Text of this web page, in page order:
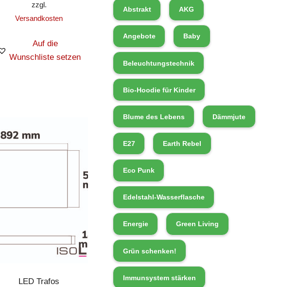
zzgl.
Versandkosten
Auf die
Wunschliste setzen
LED Trafos
Abstrakt AKG
Angebote Baby
Beleuchtungstechnik
Bio-Hoodie für Kinder
Blume des Lebens Dämmjute
E27 Earth Rebel
Eco Punk
Edelstahl-Wasserflasche
Energie Green Living
Grün schenken!
Immunsystem stärken